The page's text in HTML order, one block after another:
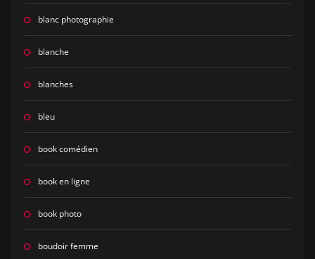
blanc photographie
blanche
blanches
bleu
book comédien
book en ligne
book photo
boudoir femme